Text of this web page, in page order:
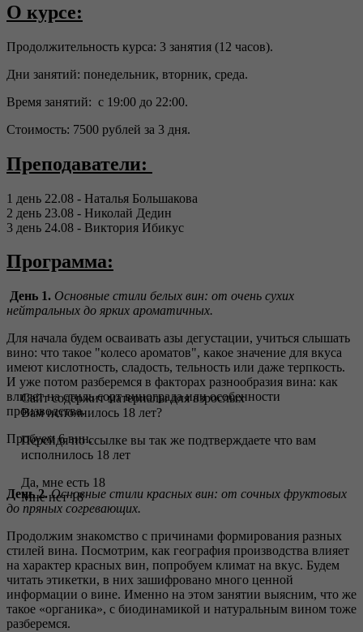
О курсе:
Продолжительность курса: 3 занятия (12 часов).
Дни занятий: понедельник, вторник, среда.
Время занятий: с 19:00 до 22:00.
Стоимость: 7500 рублей за 3 дня.
Преподаватели:
1 день 22.08 - Наталья Большакова
2 день 23.08 - Николай Дедин
3 день 24.08 - Виктория Ибикус
Программа:
День 1. Основные стили белых вин: от очень сухих
нейтральных до ярких ароматичных.
Для начала будем осваивать азы дегустации, учиться слышать
вино: что такое "колесо ароматов", какое значение для вкуса
имеют кислотность, сладость, тельность или даже терпкость.
И уже потом разберемся в факторах разнообразия вина: как
влияет на стиль сорт винограда или особенности
производства.
Пробуем 6 вин.
День 2. Основные стили красных вин: от сочных фруктовых
до пряных согревающих.
Продолжим знакомство с причинами формирования разных
стилей вина. Посмотрим, как география производства влияет
на характер красных вин, попробуем климат на вкус. Будем
читать этикетки, в них зашифровано много ценной
информации о вине. Именно на этом занятии выясним, что же
такое «органика», с биодинамикой и натуральным вином тоже
разберемся.
Сайт содержит материалы для взрослых
Вам исполнилось 18 лет?
Перейдя по ссылке вы так же подтверждаете что вам
исполнилось 18 лет
Да, мне есть 18
Мне нет 18